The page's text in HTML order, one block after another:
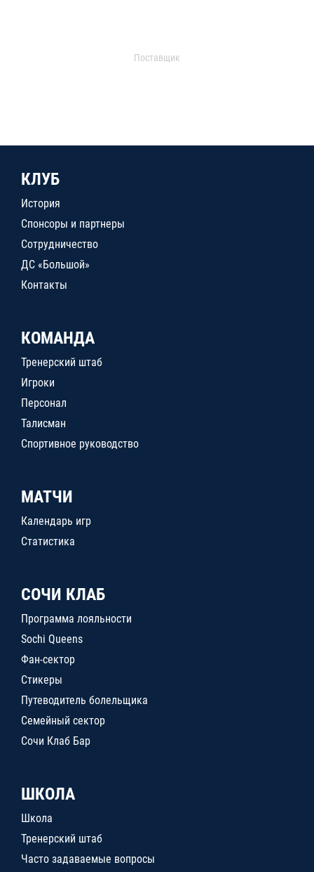
Поставщик
КЛУБ
История
Спонсоры и партнеры
Сотрудничество
ДС «Большой»
Контакты
КОМАНДА
Тренерский штаб
Игроки
Персонал
Талисман
Спортивное руководство
МАТЧИ
Календарь игр
Статистика
СОЧИ КЛАБ
Программа лояльности
Sochi Queens
Фан-сектор
Стикеры
Путеводитель болельщика
Семейный сектор
Сочи Клаб Бар
ШКОЛА
Школа
Тренерский штаб
Часто задаваемые вопросы